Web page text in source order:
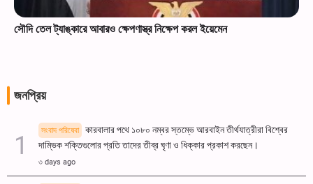
সৌদি তেল ট্যাঙ্কারে আবারও ক্ষেপণাস্ত্র নিক্ষেপ করল ইয়েমেন
জনপ্রিয়
সংবাদ পরিষেবা
কারবালার পথে ১০৮০ নম্বর স্তম্ভে আরবাইন তীর্থযাত্রীরা বিশ্বের
দাম্ভিক শক্তিগুলোর প্রতি তাদের তীব্র ঘৃণা ও ধিক্কার প্রকাশ করছেন।
৩ days ago